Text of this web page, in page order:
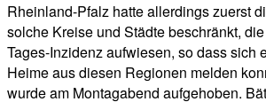
Rheinland-Pfalz hatte allerdings zuerst
solche Kreise und Städte beschränkt,
Tages-Inzidenz aufwiesen, so dass sich
Heime aus diesen Regionen melden
wurde am Montagabend aufgehoben.